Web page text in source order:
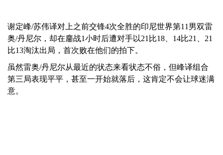
谢定峰/苏伟译对上之前交锋4次全胜的印尼世界第11男双雷
奥/丹尼尔，却在鏖战1小时后遭对手以21比18、14比21、21
比13淘汰出局，首次败在他们的拍下。
虽然雷奥/丹尼尔从最近的状态来看状态不俗，但峰译组合
第三局表现平平，甚至一开始就落后，这肯定不会让球迷满
意。